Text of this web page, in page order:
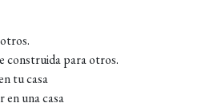
construida para otros.
tu casa
en una casa